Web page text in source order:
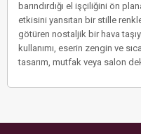
barındırdığı el işçiliğini ön
etkisini yansıtan bir stille
götüren nostaljik bir hava
kullanımı, eserin zengin ve
tasarım, mutfak veya salon